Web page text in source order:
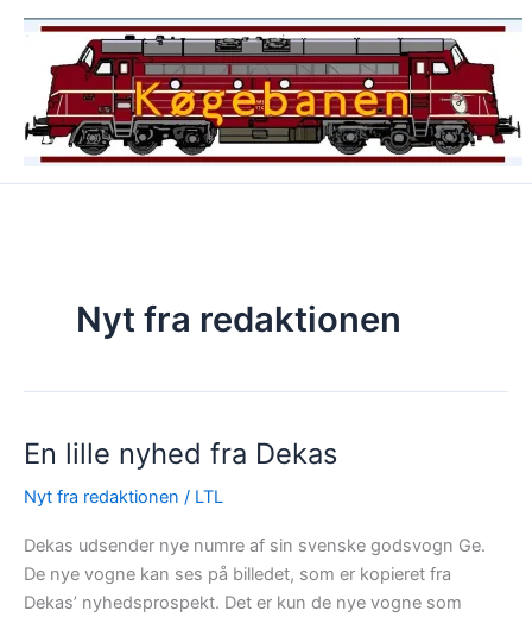
indholdet
Nyt fra redaktionen
En lille nyhed fra Dekas
Nyt fra redaktionen / LTL
Dekas udsender nye numre af sin svenske godsvogn Ge.
De nye vogne kan ses på billedet, som er kopieret fra
Dekas’ nyhedsprospekt. Det er kun de nye vogne som